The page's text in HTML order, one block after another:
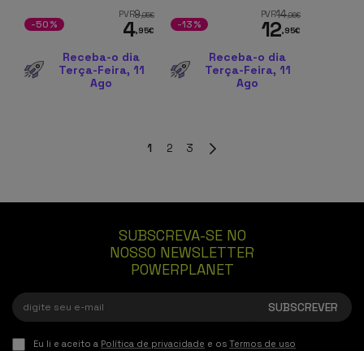
PVR9,95€
4,95€
-50%
Receba-o dia
Terça-Feira, 11
Ago
PVR14,96€
12,95€
-13%
Receba-o dia
Terça-Feira, 11
Ago
1 2 3
SUBSCREVA-SE NO
NOSSO NEWSLETTER
POWERPLANET
Eu li e aceito a Política de privacidade e os Termos de uso